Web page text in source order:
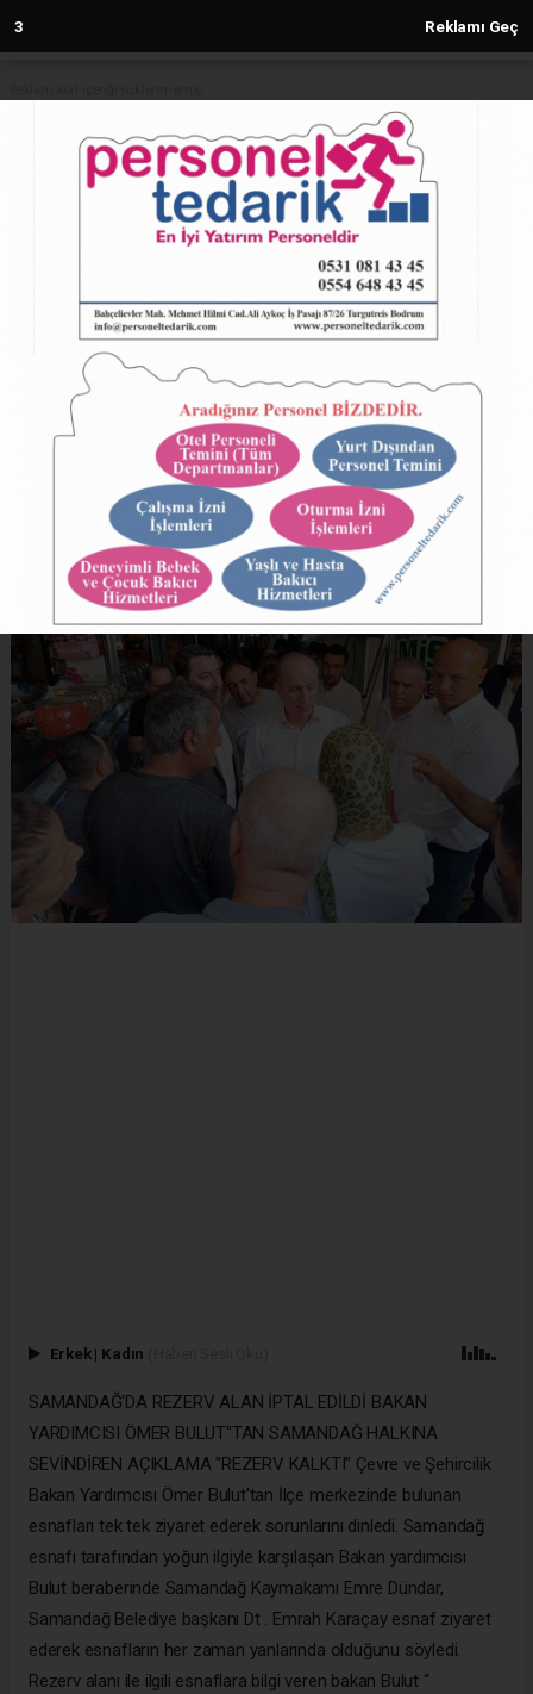
2 Reklamı Geç
Anasayfa SAMANDAĞ
SAMANDAĞ'DA REZERV ALAN
İPTAL EDİLDİ
27.07.2024 - 22:04, Güncelleme: 27.07.2024 - 22:04
7671+ kez okundu.
SAMANDAĞ'DA REZERV ALAN İPTAL EDİLDİ
ABONE OL
Erkek | Kadın
SAMANDAĞ'DA REZERV ALAN İPTAL EDİLDİ BAKAN
YARDIMCISI ÖMER BULUT"TAN SAMANDAĞ HALKINA
SEVİNDİREN AÇIKLAMA "REZERV KALKTI" Çevre ve Şehircilik
Bakan Yardımcısı Ömer Bulut'tan İlçe merkezinde bulunan
esnafları tek tek ziyaret ederek sorunlarını dinledi. Samandağ
esnafı tarafından yoğun ilgiyle karşılaşan Bakan yardımcısı
Bulut beraberinde Samandağ Kaymakamı Emre Dündar,
Samandağ Belediye başkanı Dt . Emrah Karaçay esnaf ziyaret
ederek esnafların her zaman yanlarında olduğunu söyledi.
Rezerv alanı ile ilgili esnaflara bilgi veren bakan Bulut “